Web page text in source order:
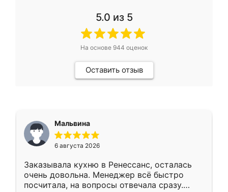
5.0 из 5
На основе 944 оценок
Оставить отзыв
Мальвина
6 августа 2026
Заказывала кухню в Ренессанс, осталась
очень довольна. Менеджер всё быстро
посчитала, на вопросы отвечала сразу.